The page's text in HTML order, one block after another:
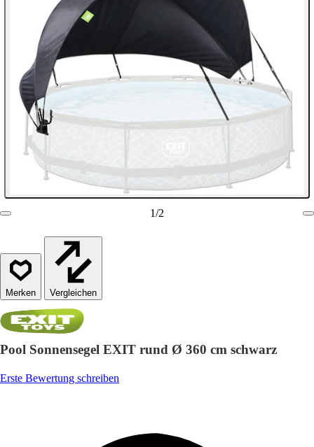
1/2
Vergleichen
Pool Sonnensegel EXIT rund Ø 360 cm schwarz
Erste Bewertung schreiben